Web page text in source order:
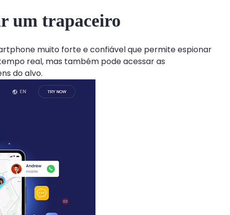
um trapaceiro
muito forte e confiável que permite espionar
real, mas também pode acessar as
do alvo.